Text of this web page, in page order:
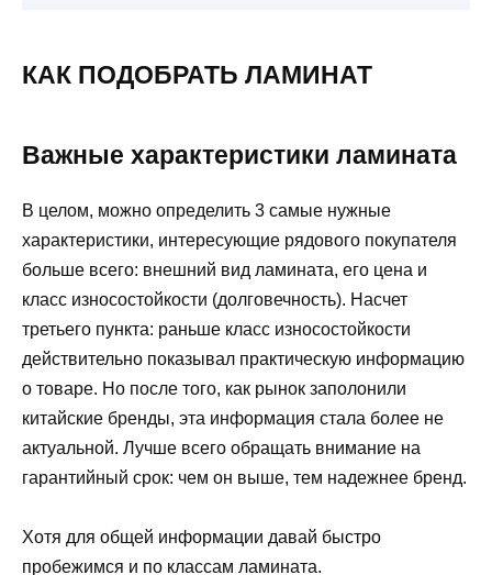
КАК ПОДОБРАТЬ ЛАМИНАТ
Важные характеристики ламината
В целом, можно определить 3 самые нужные
характеристики, интересующие рядового покупателя
больше всего: внешний вид ламината, его цена и
класс износостойкости (долговечность). Насчет
третьего пункта: раньше класс износостойкости
действительно показывал практическую информацию
о товаре. Но после того, как рынок заполонили
китайские бренды, эта информация стала более не
актуальной. Лучше всего обращать внимание на
гарантийный срок: чем он выше, тем надежнее бренд.
Хотя для общей информации давай быстро
пробежимся и по классам ламината.